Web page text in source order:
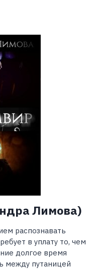
Лимова)
распознавать
в уплату то, чем
долгое время
между путаницей